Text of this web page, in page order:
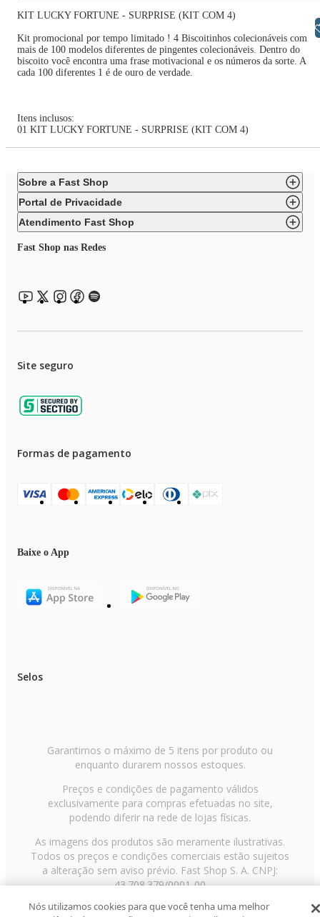
KIT LUCKY FORTUNE - SURPRISE (KIT COM 4)
Kit promocional por tempo limitado ! 4 Biscoitinhos colecionáveis com
mais de 100 modelos diferentes de pingentes colecionáveis. Dentro do
biscoito você encontra uma frase motivacional e os números da sorte. A
cada 100 diferentes 1 é de ouro de verdade.
Itens inclusos:
01 KIT LUCKY FORTUNE - SURPRISE (KIT COM 4)
Sobre a Fast Shop
Portal de Privacidade
Atendimento Fast Shop
Fast Shop nas Redes
Site seguro
Formas de pagamento
Baixe o App
Selos
Garantimos o máximo de 5 itens por produto ou
enquanto durarem nossos estoques.
Preços e condições de pagamento válidos
exclusivamente para compras efetuadas no site,
podendo diferir na rede de lojas físicas.
As imagens dos produtos são meramente ilustrativas.
Todos os preços e condições comerciais estão sujeitos
a alteração sem aviso prévio. Fast Shop S. A. CNPJ:
43.708.379/0001-00
Avenida Zaki Narchi, nº 1650, sobreloja, Carandiru, São
Nós utilizamos cookies para que você tenha uma melhor